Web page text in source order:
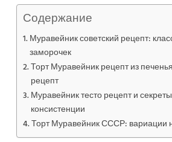
Содержание
Муравейник советский рецепт:
заморочек
Торт Муравейник рецепт из
рецепт
Муравейник тесто рецепт и
консистенции
Торт Муравейник СССР: вариации